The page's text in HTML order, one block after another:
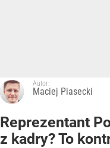
Autor:
Maciej Piasecki
Reprezentant
z kadry? To